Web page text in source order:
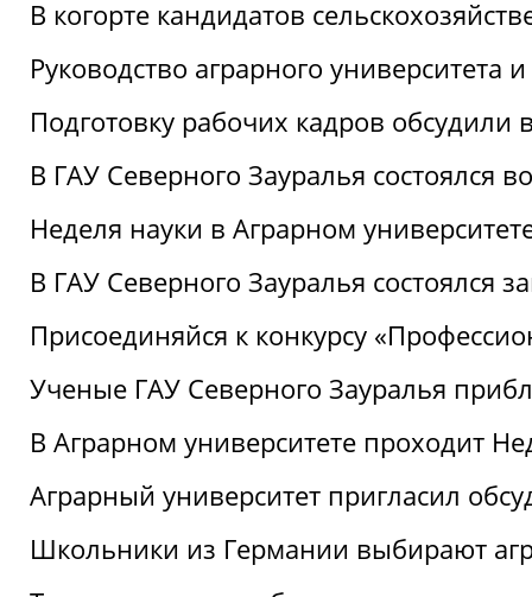
В когорте кандидатов
Руководство аграрного
Подготовку рабочих кадров
В ГАУ Северного Зауралья состоялся
Неделя науки в Аграрном
В ГАУ Северного Зауралья
Присоединяйся к конкурсу
Ученые ГАУ Северного Зауралья
В Аграрном университете проходит
Аграрный университет пригласил
Школьники из Германии выбирают